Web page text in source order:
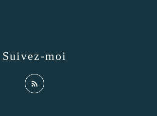
Suivez-moi